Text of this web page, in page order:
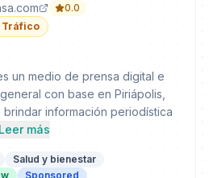
0.0
Tráfico
un medio de prensa digital e
con base en Piriápolis,
información periodística
Leer más
Salud y bienestar
Sponsored